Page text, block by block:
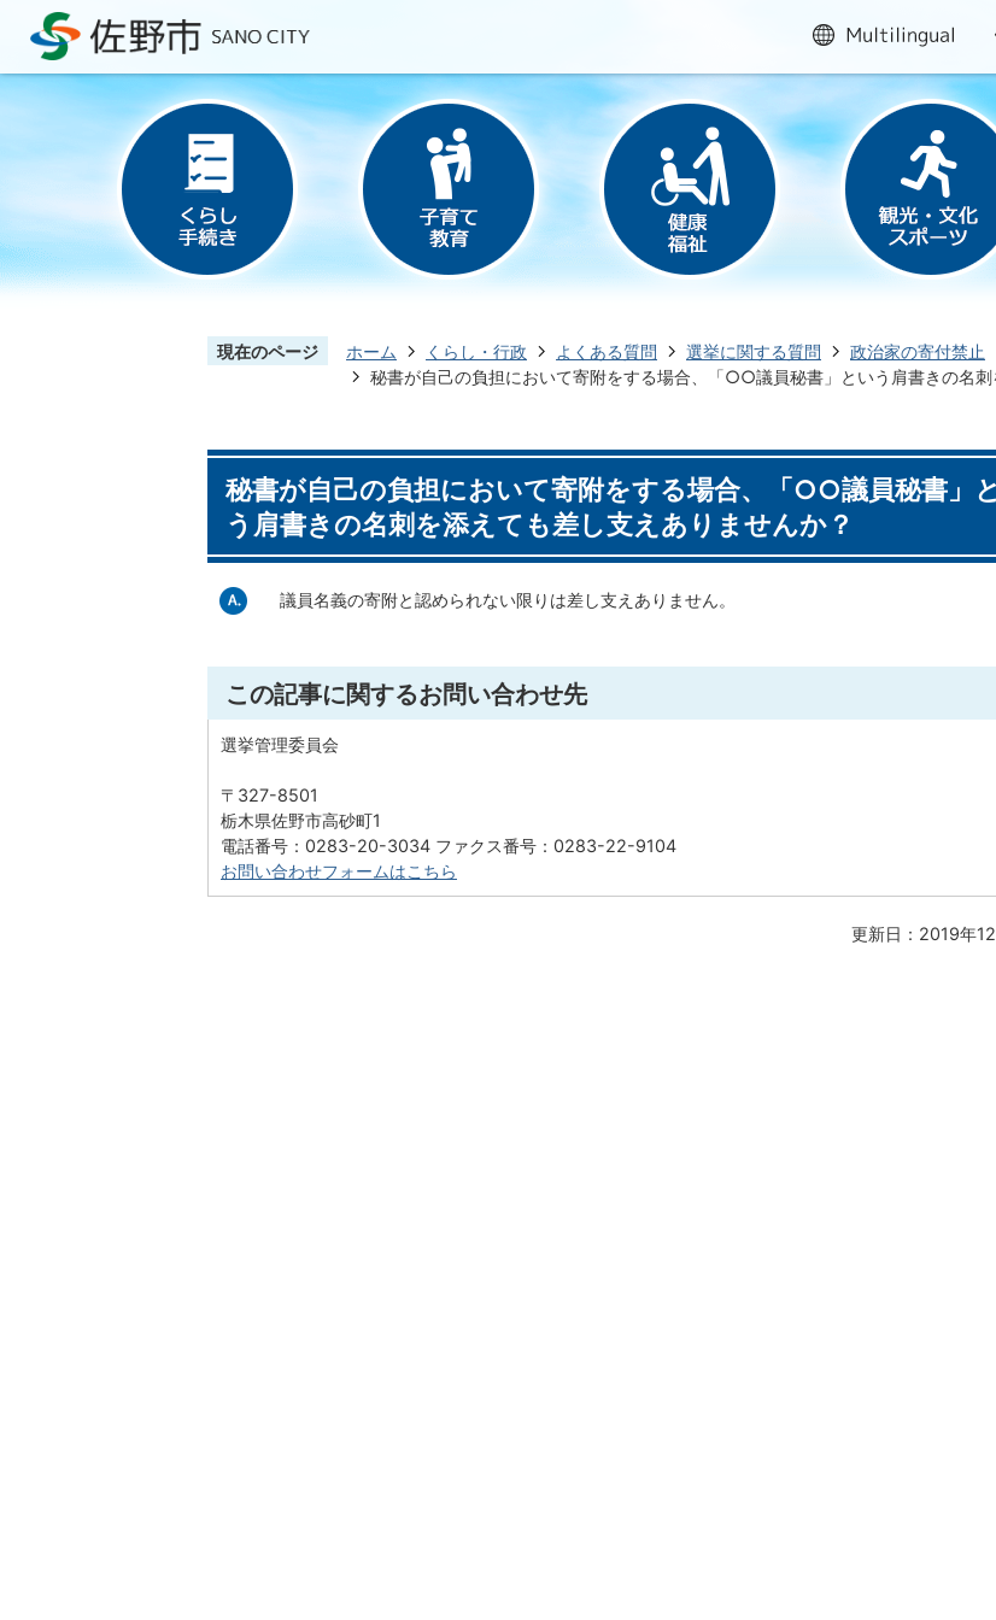
multilingual
現在のページ ホーム くらし・行政 よくある質問 選挙に関する質問
政治家の寄付禁止
秘書が自己の負担において寄附をする場合、「○○議員秘書」という肩書きの名刺
秘書が自己の負担において寄附をする場合、「○○議員秘書」
う肩書きの名刺を添えても差し支えありませんか？
議員名義の寄附と認められない限りは差し支えありません。
この記事に関するお問い合わせ先
選挙管理委員会
〒327-8501
栃木県佐野市高砂町1
電話番号：0283-20-3034 ファクス番号：0283-22-9104
お問い合わせフォームはこちら
更新日：2019年